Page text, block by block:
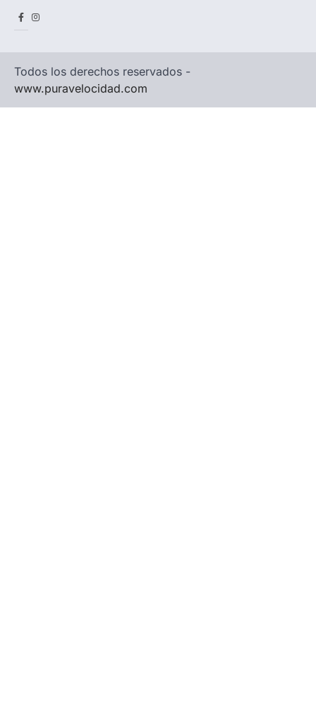
Facebook
Instagram
Todos los derechos reservados -
www.puravelocidad.com